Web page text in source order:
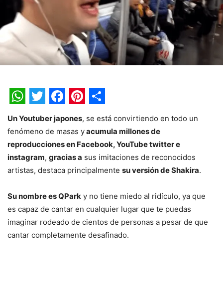
WhatsApp
Twitter
Facebook
Pinterest
Share
Un Youtuber japones, se está convirtiendo en todo un
fenómeno de masas yacumula millones de
reproducciones en Facebook, YouTube twitter e
instagram, gracias a sus imitaciones de reconocidos
artistas, destaca principalmente su versión de Shakira.
Su nombre es QPark y no tiene miedo al ridículo, ya que
es capaz de cantar en cualquier lugar que te puedas
imaginar rodeado de cientos de personas a pesar de que
cantar completamente desafinado.